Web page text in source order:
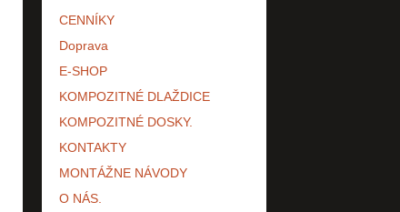
CENNÍKY
Doprava
E-SHOP
KOMPOZITNÉ DLAŽDICE
KOMPOZITNÉ DOSKY.
KONTAKTY
MONTÁŽNE NÁVODY
O NÁS.